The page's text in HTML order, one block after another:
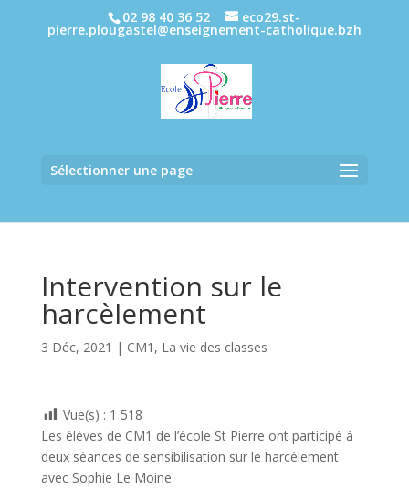
02 98 40 36 52 eco29.st-
pierre.plougastel@enseignement-catholique.bzh
Sélectionner une page
Intervention sur le
harcèlement
3 Déc, 2021 | CM1 , La vie des classes
Vue(s) : 1 518
Les élèves de CM1 de l’école St Pierre ont participé à
deux séances de sensibilisation sur le harcèlement
avec Sophie Le Moine.